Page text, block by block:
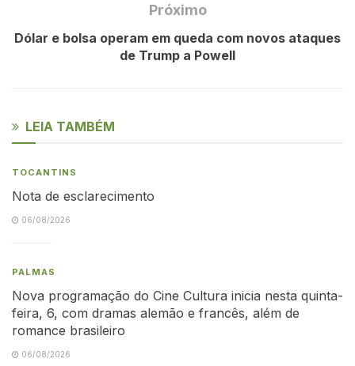
Próximo
Dólar e bolsa operam em queda com novos ataques
de Trump a Powell
LEIA TAMBÉM
TOCANTINS
Nota de esclarecimento
06/08/2026
PALMAS
Nova programação do Cine Cultura inicia nesta quinta-
feira, 6, com dramas alemão e francês, além de
romance brasileiro
06/08/2026